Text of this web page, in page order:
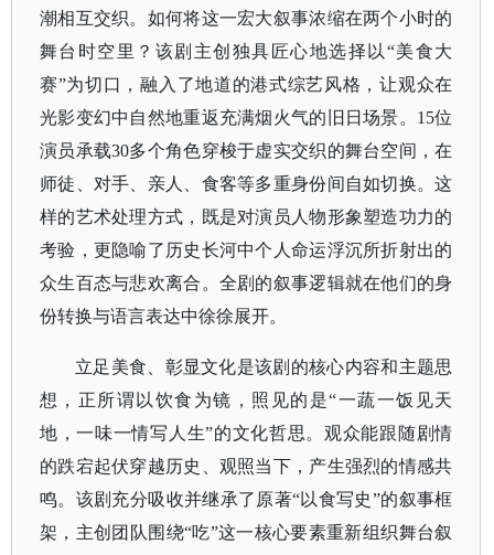
潮相互交织。如何将这一宏大叙事浓缩在两个小时的
舞台时空里？该剧主创独具匠心地选择以 “美食大
赛”为切口，融入了地道的港式综艺风格，让观众在
光影变幻中自然地重返充满烟火气的旧日场景。15位
演员承载30多个角色穿梭于虚实交织的舞台空间，在
师徒、对手、亲人、食客等多重身份间自如切换。这
样的艺术处理方式，既是对演员人物形象塑造功力的
考验，更隐喻了历史长河中个人命运浮沉所折射出的
众生百态与悲欢离合。全剧的叙事逻辑就在他们的身
份转换与语言表达中徐徐展开。
立足美食、彰显文化是该剧的核心内容和主题思
想，正所谓以饮食为镜，照见的是“一蔬一饭见天
地，一味一情写人生”的文化哲思。观众能跟随剧情
的跌宕起伏穿越历史、观照当下，产生强烈的情感共
鸣。该剧充分吸收并继承了原著“以食写史”的叙事框
架，主创团队围绕“吃”这一核心要素重新组织舞台叙